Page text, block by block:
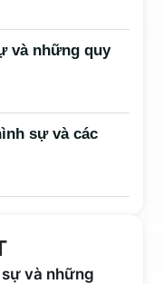
và những quy
sự và các
và những